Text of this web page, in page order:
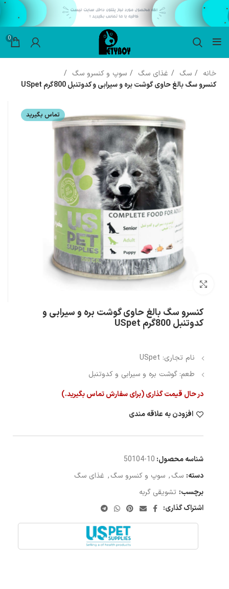
0
خانه سگ غذای سگ
سوپ و کنسرو سگ
کنسرو سگ بالغ حاوی گوشت بره و سیرابی و کدوتنبل 800گرم USpet
تماس بگیرید
کنسرو سگ بالغ حاوی گوشت بره و سیرابی و
کدوتنبل 800گرم USpet
نام تجاری: USpet
طعم: گوشت بره و سیرابی و کدوتنبل
در حال قیمت گذاری (برای سفارش تماس بگیرید.)
افزودن به علاقه مندی
شناسه محصول: 10-50104
دسته: سگ, سوپ و کنسرو سگ, غذای سگ
برچسب: تشویقی گربه
اشتراک گذاری: